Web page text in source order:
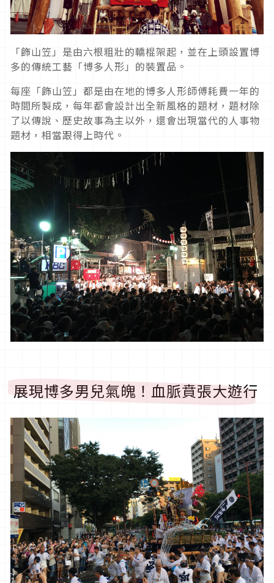
「飾山笠」是由六根粗壯的轎棍架起，並在上頭設置博
多的傳統工藝「博多人形」的裝置品。
每座「飾山笠」都是由在地的博多人形師傅耗費一年的
時間所製成，每年都會設計出全新風格的題材，題材除
了以傳說、歷史故事為主以外，還會出現當代的人事物
題材，相當跟得上時代。
展現博多男兒氣魄！血脈賁張大遊行